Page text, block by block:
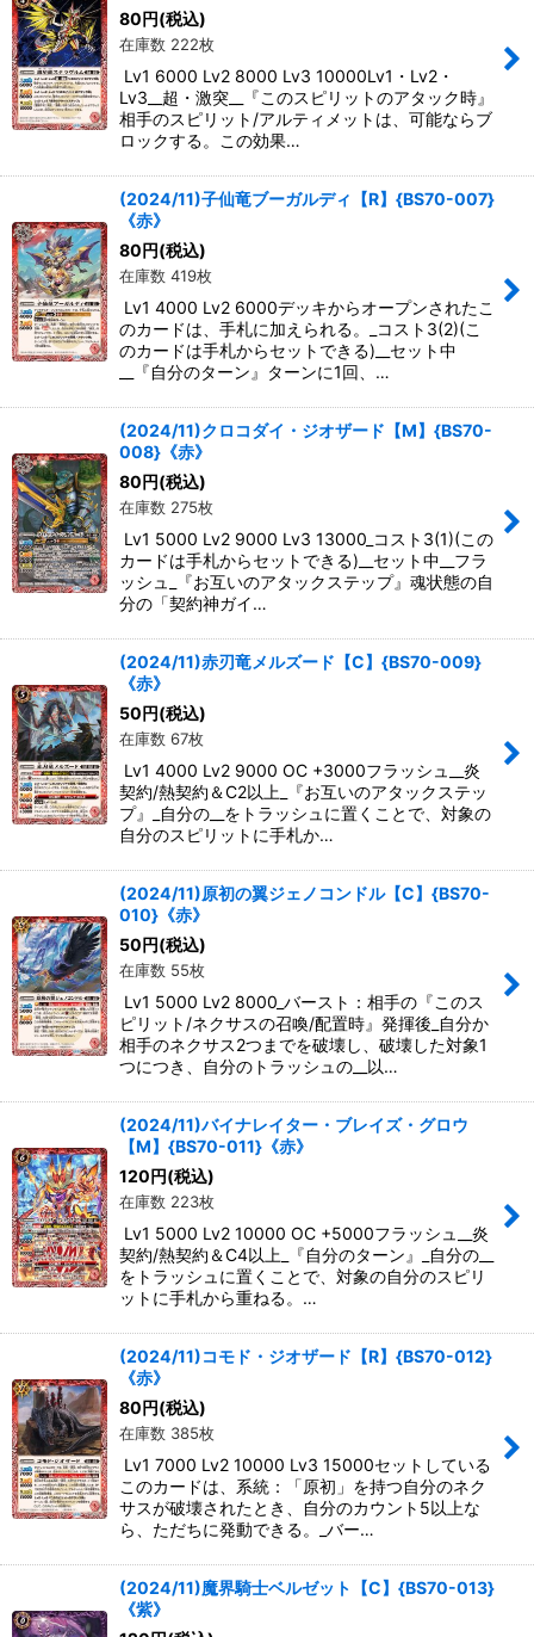
80円(税込)
在庫数 222枚
Lv1 6000 Lv2 8000 Lv3 10000Lv1・Lv2・
Lv3__超・激突__『このスピリットのアタック時』
相手のスピリット/アルティメットは、可能ならブ
ロックする。この効果…
(2024/11)子仙竜ブーガルディ【R】{BS70-007}
《赤》
80円(税込)
在庫数 419枚
Lv1 4000 Lv2 6000デッキからオープンされたこ
のカードは、手札に加えられる。_コスト3(2)(こ
のカードは手札からセットできる)__セット中
__『自分のターン』ターンに1回、…
(2024/11)クロコダイ・ジオザード【M】{BS70-
008}《赤》
80円(税込)
在庫数 275枚
Lv1 5000 Lv2 9000 Lv3 13000_コスト3(1)(この
カードは手札からセットできる)__セット中__フラ
ッシュ_『お互いのアタックステップ』魂状態の自
分の「契約神ガイ…
(2024/11)赤刃竜メルズード【C】{BS70-009}
《赤》
50円(税込)
在庫数 67枚
Lv1 4000 Lv2 9000 OC +3000フラッシュ__炎
契約/熱契約＆C2以上_『お互いのアタックステッ
プ』_自分の__をトラッシュに置くことで、対象の
自分のスピリットに手札か…
(2024/11)原初の翼ジェノコンドル【C】{BS70-
010}《赤》
50円(税込)
在庫数 55枚
Lv1 5000 Lv2 8000_バースト：相手の『このス
ピリット/ネクサスの召喚/配置時』発揮後_自分か
相手のネクサス2つまでを破壊し、破壊した対象1
つにつき、自分のトラッシュの__以…
(2024/11)バイナレイター・ブレイズ・グロウ
【M】{BS70-011}《赤》
120円(税込)
在庫数 223枚
Lv1 5000 Lv2 10000 OC +5000フラッシュ__炎
契約/熱契約＆C4以上_『自分のターン』_自分の__
をトラッシュに置くことで、対象の自分のスピリ
ットに手札から重ねる。…
(2024/11)コモド・ジオザード【R】{BS70-012}
《赤》
80円(税込)
在庫数 385枚
Lv1 7000 Lv2 10000 Lv3 15000セットしている
このカードは、系統：「原初」を持つ自分のネク
サスが破壊されたとき、自分のカウント5以上な
ら、ただちに発動できる。_バー…
(2024/11)魔界騎士ベルゼット【C】{BS70-013}
《紫》